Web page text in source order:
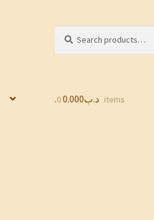
for:
.د.ب0.000 0 items